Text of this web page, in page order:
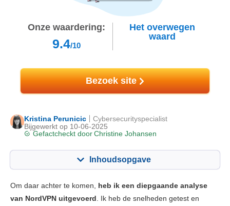
Onze waardering:
9.4/10
Het overwegen
waard
Bezoek site
Kristina Perunicic
Bijgewerkt op 10-06-2025
Gefactcheckt door Christine Johansen
Cybersecurityspecialist
Inhoudsopgave
Belangrijkste functies 9.4
Om daar achter te komen, heb ik een diepgaande analyse
van NordVPN uitgevoerd. Ik heb de snelheden getest en